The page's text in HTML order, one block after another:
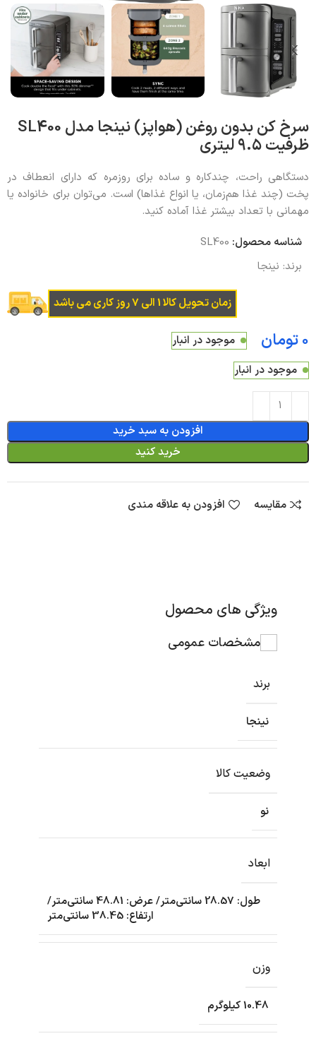
سرخ کن بدون روغن (هواپز) نینجا مدل SL400
ظرفیت ۹.۵ لیتری
دستگاهی راحت، چندکاره و ساده برای روزمره که دارای انعطاف در
پخت (چند غذا هم‌زمان، یا انواع غذاها) است. می‌توان برای خانواده یا
مهمانی با تعداد بیشتر غذا آماده کنید.
شناسه محصول: SL400
برند: نینجا
زمان تحویل کالا 1 الی 7 روز کاری می باشد
تومان
موجود در انبار
موجود در انبار
افزودن به سبد خرید
خرید کنید
مقایسه افزودن به علاقه مندی
ویژگی های محصول
مشخصات عمومی
برند
نینجا
وضعیت کالا
نو
ابعاد
طول: 28.57 سانتی‌متر/ عرض: 48.81 سانتی‌متر/
ارتفاع: 38.45 سانتی‌متر
وزن
10.48 کیلوگرم